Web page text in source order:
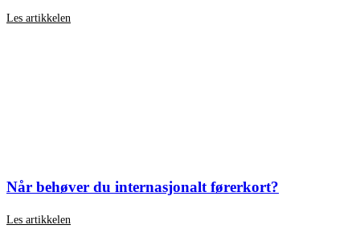
Les artikkelen
Når behøver du internasjonalt førerkort?
Les artikkelen